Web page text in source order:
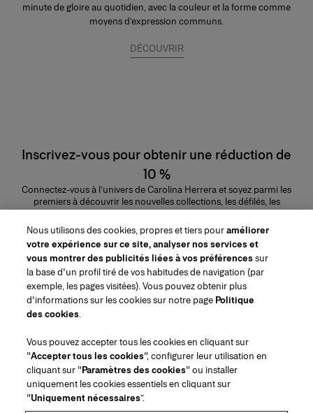
minute de gloire au quotidien, avec la couleur et la forme comme
moyens d’expression communs.
DÉCOUVRIR
Inscrivez-vous pour obtenir une réduction de
10 %
Connectez-vous à l’univers de Carolina Herrera et soyez parmi les
premiers à découvrir les nouvelles collections, les défilés, les
lancements de parfums, les conseils maquillage et bien plus encore.
Adresse e-mail
Service à la clientèle
Trouver une boutique
Contactez-nous
Livraisons et Retours Beauté
À propos de nous
Nous utilisons des cookies, propres et tiers pouraméliorer
votre expérience sur ce site, analyser nos services et
vous montrer des publicités liées à vos préférencessur
la base d'un profil tiré de vos habitudes de navigation (par
exemple, les pages visitées). Vous pouvez obtenir plus
d'informations sur les cookies sur notre page Politique
des cookies.
Vous pouvez accepter tous les cookies en cliquant sur
"Accepter tous les cookies", configurer leur utilisation en
cliquant sur "Paramètres des cookies" ou installer
uniquement les cookies essentiels en cliquant sur
"Uniquement nécessaires”.